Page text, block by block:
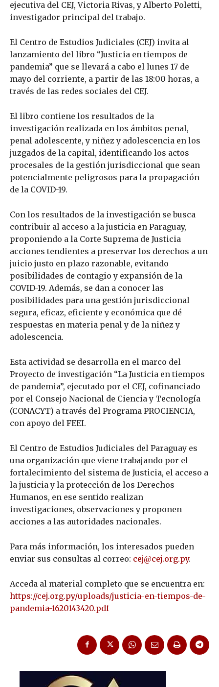
ejecutiva del CEJ, Victoria Rivas, y Alberto Poletti,
investigador principal del trabajo.
El Centro de Estudios Judiciales (CEJ) invita al
lanzamiento del libro “Justicia en tiempos de
pandemia” que se llevará a cabo el lunes 17 de
mayo del corriente, a partir de las 18:00 horas, a
través de las redes sociales del CEJ.
El libro contiene los resultados de la
investigación realizada en los ámbitos penal,
penal adolescente, y niñez y adolescencia en los
juzgados de la capital, identificando los actos
procesales de la gestión jurisdiccional que sean
potencialmente peligrosos para la propagación
de la COVID-19.
Con los resultados de la investigación se busca
contribuir al acceso a la justicia en Paraguay,
proponiendo a la Corte Suprema de Justicia
acciones tendientes a preservar los derechos a un
juicio justo en plazo razonable, evitando
posibilidades de contagio y expansión de la
COVID-19. Además, se dan a conocer las
posibilidades para una gestión jurisdiccional
segura, eficaz, eficiente y económica que dé
respuestas en materia penal y de la niñez y
adolescencia.
Esta actividad se desarrolla en el marco del
Proyecto de investigación “La Justicia en tiempos
de pandemia”, ejecutado por el CEJ, cofinanciado
por el Consejo Nacional de Ciencia y Tecnología
(CONACYT) a través del Programa PROCIENCIA,
con apoyo del FEEI.
El Centro de Estudios Judiciales del Paraguay es
una organización que viene trabajando por el
fortalecimiento del sistema de Justicia, el acceso a
la justicia y la protección de los Derechos
Humanos, en ese sentido realizan
investigaciones, observaciones y proponen
acciones a las autoridades nacionales.
Para más información, los interesados pueden
enviar sus consultas al correo: cej@cej.org.py.
Acceda al material completo que se encuentra en:
https://cej.org.py/uploads/justicia-en-tiempos-de-
pandemia-1620143420.pdf